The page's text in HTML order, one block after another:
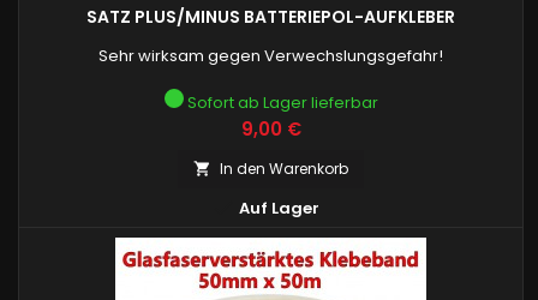
SATZ PLUS/MINUS BATTERIEPOL-AUFKLEBER
Sehr wirksam gegen Verwechslungsgefahr!
Sofort ab Lager lieferbar
Preis
9,00 €
 In den Warenkorb
Auf Lager